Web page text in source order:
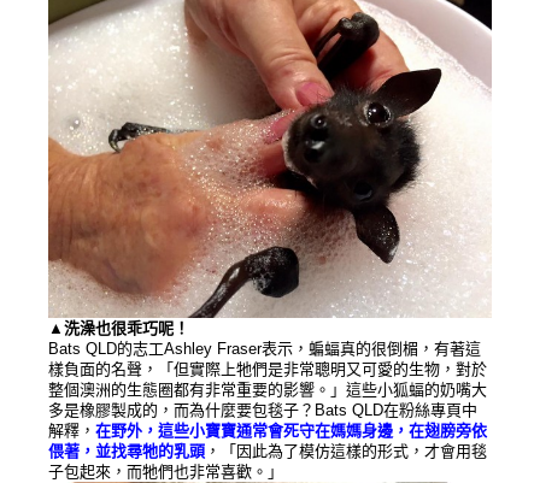
▲洗澡也很乖巧呢！
Bats QLD的志工Ashley Fraser表示，蝙蝠真的很倒楣，有著這
樣負面的名聲，「但實際上牠們是非常聰明又可愛的生物，對於
整個澳洲的生態圈都有非常重要的影響。」這些小狐蝠的奶嘴大
多是橡膠製成的，而為什麼要包毯子？Bats QLD在粉絲專頁中
解釋， 在野外，這些小寶寶通常會死守在媽媽身邊，在翅膀旁依
偎著，並找尋牠的乳頭 ，「因此為了模仿這樣的形式，才會用毯
子包起來，而牠們也非常喜歡。」